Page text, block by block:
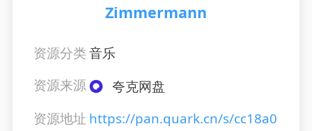
Zimmermann
资源分类音乐
资源来源
夸克网盘
资源地址 https://pan.quark.cn/s/cc18a0